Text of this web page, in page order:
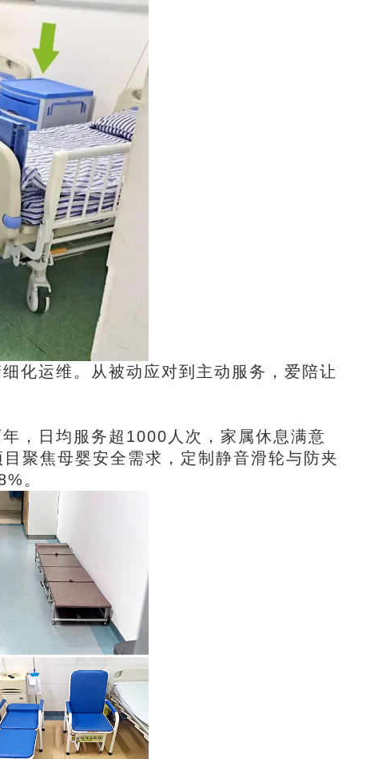
化运维。从被动应对到主动服务，爱陪让
，日均服务超1000人次，家属休息满意
聚焦母婴安全需求，定制静音滑轮与防夹
。